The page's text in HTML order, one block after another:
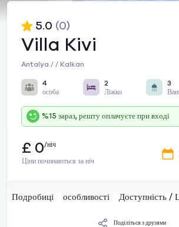
Villa Kivi
Antalya / / Kalkan
5.0 (0)
4
особа
2
Ліжко
3
%15 зараз, решту оплачуєте при вході
£ 0/ніч
Ціни починаються за ніч
Подробиці особливості Доступність /
Поділіться з друзями